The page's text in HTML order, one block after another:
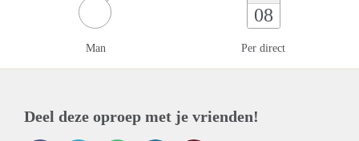
Man
08
Per direct
Deel deze oproep met je vrienden!